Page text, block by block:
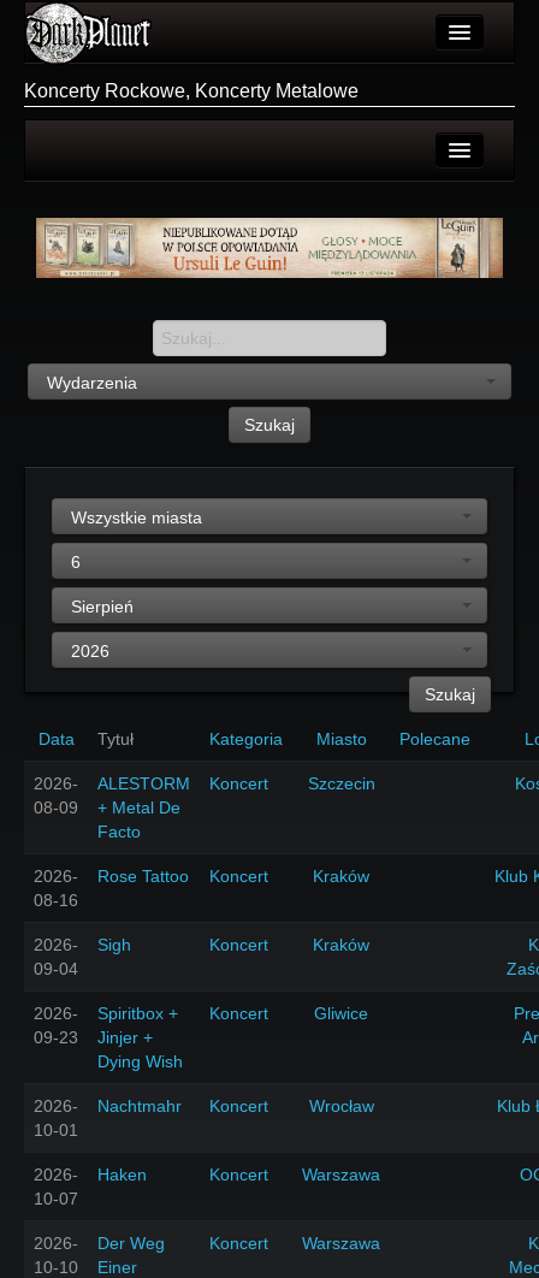
Użytkownicy
Galeria
Forum
Login
Koncerty Rockowe, Koncerty Metalowe
Polecane
Rejestracja
Wydarzenia
Szukaj
Wszystkie miasta
6
Sierpień
2026
Szukaj
Data Tytuł Kategoria Miasto Polecane
2026-
08-09
ALESTORM
+ Metal De
Facto
Koncert Szczecin
2026-
08-16
Rose Tattoo Koncert Kraków Klub
2026-
09-04
Sigh Koncert Kraków
2026-
09-23
Spiritbox +
Jinjer +
Dying Wish
Koncert Gliwice
2026-
10-01
Nachtmahr Koncert Wrocław Klub
2026-
10-07
Haken Koncert Warszawa
2026-
10-10
Der Weg
Einer
Koncert Warszawa